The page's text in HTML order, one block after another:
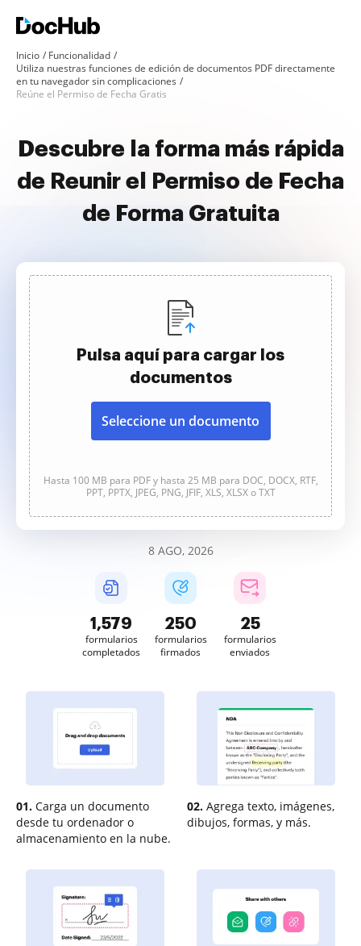
Inicio
Funcionalidad
Utiliza nuestras funciones de edición de documentos PDF directamente
en tu navegador sin complicaciones
Reúne el Permiso de Fecha Gratis
Descubre la forma más rápida
de Reunir el Permiso de Fecha
de Forma Gratuita
Pulsa aquí para cargar los
documentos
Seleccione un documento
Hasta 100 MB para PDF y hasta 25 MB para DOC, DOCX, RTF,
PPT, PPTX, JPEG, PNG, JFIF, XLS, XLSX o TXT
8 AGO, 2026
1,579
formularios
completados
250
formularios
firmados
25
formularios
enviados
01. Carga un documento
desde tu ordenador o
almacenamiento en la nube.
02. Agrega texto, imágenes,
dibujos, formas, y más.